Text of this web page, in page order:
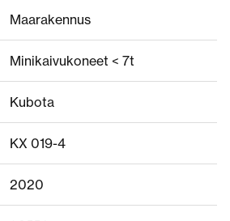
Maarakennus
Minikaivukoneet < 7t
Kubota
KX 019-4
2020